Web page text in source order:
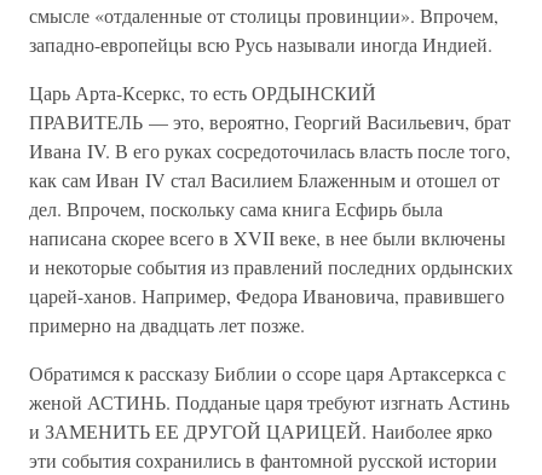
смысле «отдаленные от столицы провинции». Впрочем,
западно-европейцы всю Русь называли иногда Индией.
Царь Арта-Ксеркс, то есть ОРДЫНСКИЙ
ПРАВИТЕЛЬ — это, вероятно, Георгий Васильевич, брат
Ивана IV. В его руках сосредоточилась власть после того,
как сам Иван IV стал Василием Блаженным и отошел от
дел. Впрочем, поскольку сама книга Есфирь была
написана скорее всего в XVII веке, в нее были включены
и некоторые события из правлений последних ордынских
царей-ханов. Например, Федора Ивановича, правившего
примерно на двадцать лет позже.
Обратимся к рассказу Библии о ссоре царя Артаксеркса с
женой АСТИНЬ. Подданые царя требуют изгнать Астинь
и ЗАМЕНИТЬ ЕЕ ДРУГОЙ ЦАРИЦЕЙ. Наиболее ярко
эти события сохранились в фантомной русской истории